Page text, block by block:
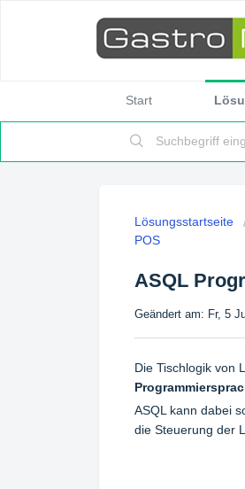
Start
Lösungsstartseite
POS
ASQL
Geändert am: Fr, 5
Die Tischlogik von
ASQL kann dabei
die Steuerung der